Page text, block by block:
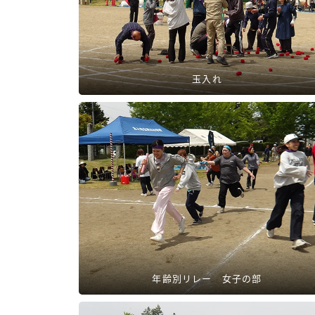
玉入れ
年齢別リレー 女子の部